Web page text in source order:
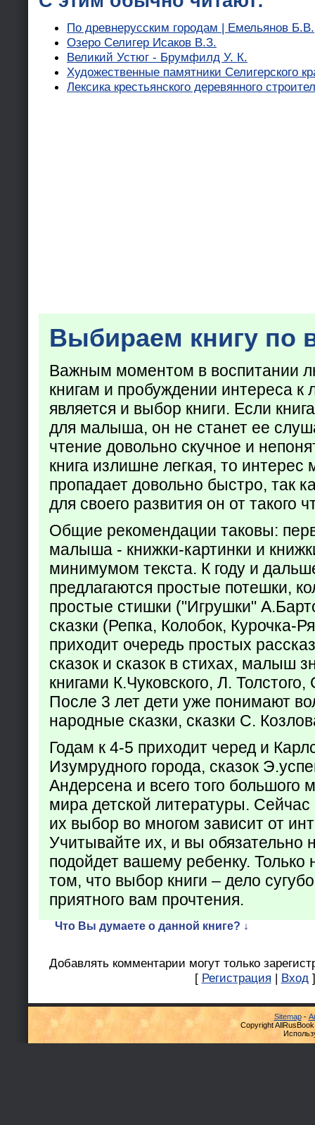
По древнерусским городам | Емельянов Б.В.
Озеро Селигер Исаков В.З.
Великий Устюг - Брумфилд У. К.
Художественные памятники Селигерского
Лексика крестьянского деревянного
Выбираем книгу по
Важным моментом в воспитании
книгам и пробуждении интереса к
является и выбор книги. Если
для малыша, он не станет ее
чтение довольно скучное и
книга излишне легкая, то
пропадает довольно быстро, так
для своего развития он от такого
Общие рекомендации таковы:
малыша - книжки-картинки и
минимумом текста. К году и
предлагаются простые потешки,
простые стишки ("Игрушки"
сказки (Репка, Колобок, Курочка-
приходит очередь простых
сказок и сказок в стихах, малыш
книгами К.Чуковского, Л.
После 3 лет дети уже понимают
народные сказки, сказки С.
Годам к 4-5 приходит черед и
Изумрудного города, сказок
Андерсена и всего того большого
мира детской литературы. Сейчас
их выбор во многом зависит от
Учитывайте их, и вы обязательно
подойдет вашему ребенку. Только
том, что выбор книги – дело
приятного вам прочтения.
Что Вы думаете о данной книге? ↓
Добавлять комментарии могут только
[ Регистрация | Вход ]
Sitemap-
Copyright